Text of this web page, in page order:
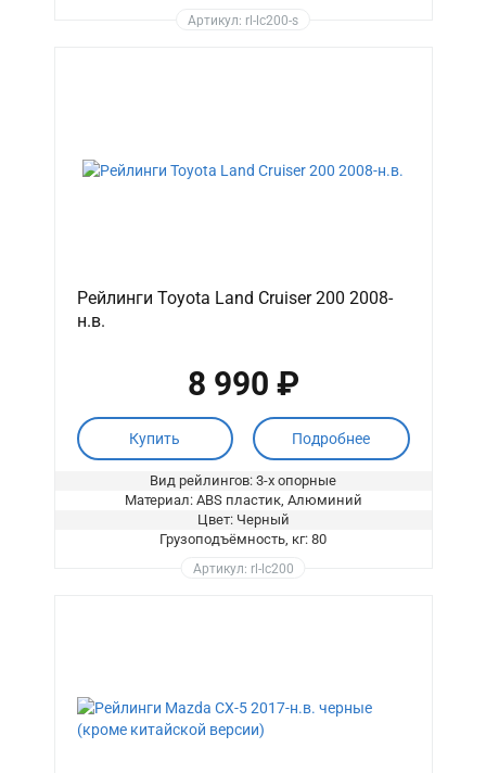
Артикул: rl-lc200-s
Рейлинги Toyota Land Cruiser 200 2008-
н.в.
8 990 ₽
Купить Подробнее
Вид рейлингов: 3-х опорные
Материал: ABS пластик, Алюминий
Цвет: Черный
Грузоподъёмность, кг: 80
Артикул: rl-lc200